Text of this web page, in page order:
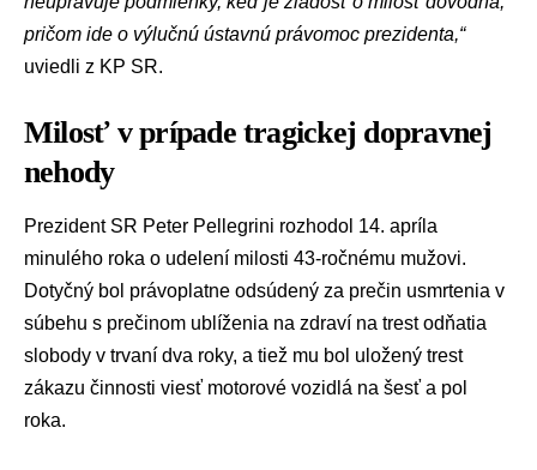
pričom ide o výlučnú ústavnú právomoc prezidenta,“
uviedli z KP SR.
Milosť v prípade tragickej dopravnej
nehody
Prezident SR Peter Pellegrini rozhodol 14. apríla
minulého roka o udelení milosti 43-ročnému mužovi.
Dotyčný bol právoplatne odsúdený za prečin usmrtenia v
súbehu s prečinom ublíženia na zdraví na trest odňatia
slobody v trvaní dva roky, a tiež mu bol uložený trest
zákazu činnosti viesť motorové vozidlá na šesť a pol
roka.